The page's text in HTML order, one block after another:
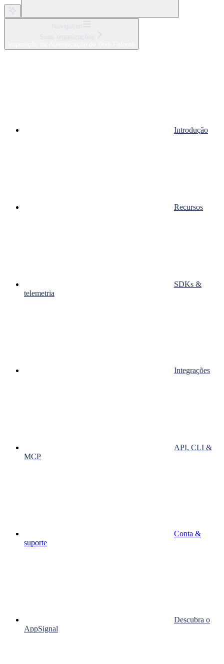
Introdução
Recursos
SDKs &
telemetria
Integrações
API, CLI &
MCP
Conta &
suporte
Descubra o
AppSignal